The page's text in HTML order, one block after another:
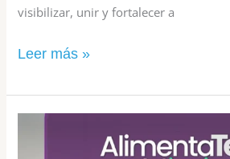
visibilizar, unir y fortalecer a
Leer más »